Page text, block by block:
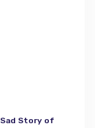
Story of